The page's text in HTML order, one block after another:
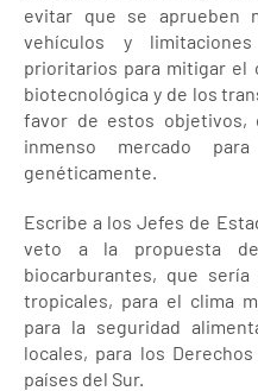
evitar que se aprueben
vehículos y
prioritarios para mitigar el
biotecnológica y de los
favor de estos objetivos,
inmenso mercado
genéticamente.
Escribe a los Jefes de
veto a la propuesta
biocarburantes, que
tropicales, para el clima
para la seguridad
locales, para los
países del Sur.